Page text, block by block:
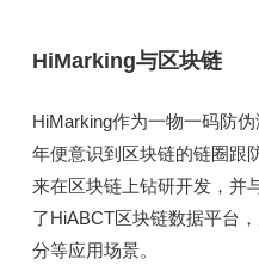
HiMarking与区块链
HiMarking作为一物一码防
年便意识到区块链的链圈跟
来在区块链上钻研开发，并
了HiABCT区块链数据平台
分等应用场景。